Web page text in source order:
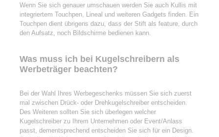
Wenn Sie sich genauer umschauen werden Sie auch Kullis mit
integriertem Touchpen, Lineal und weiteren Gadgets finden. Ein
Touchpen dient übrigens dazu, dass der Stift als feature, durch
den Aufsatz, noch Bildschirme bedienen kann.
Was muss ich bei Kugelschreibern als
Werbeträger beachten?
Bei der Wahl Ihres Werbegeschenks müssen Sie sich zuerst
mal zwischen Drück- oder Drehkugelschreiber entscheiden.
Des Weiteren sollten Sie sich überlegen welcher
Kugelschreiber zu Ihrem Unternehmen oder Event/Anlass
passt, dementsprechend entscheiden Sie sich für ein Design.